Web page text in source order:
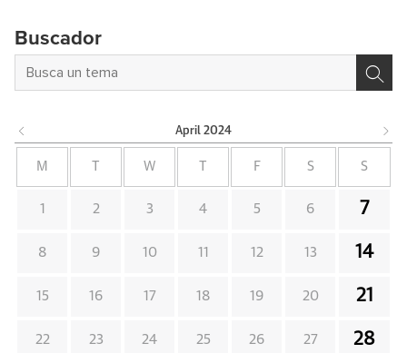
Buscador
April 2024
M W F S S
1 2 3 4 5 6 7
8 9 10 11 12 13 14
15 16 17 18 19 20 21
22 23 24 25 26 27 28